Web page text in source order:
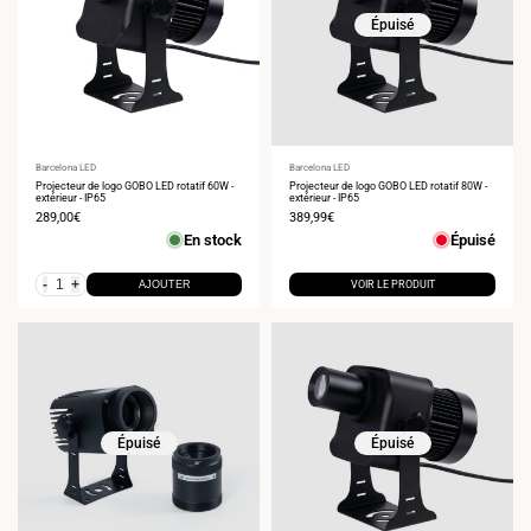
Fournisseur
:
Barcelona LED
Projecteur de logo GOBO LED rotatif 60W -
extérieur - IP65
Prix
289,00€
En stock
- + AJOUTER
Épuisé
Fournisseur
:
Barcelona LED
Projecteur de logo GOBO LED rotatif 80W -
extérieur - IP65
Prix
389,99€
Épuisé
VOIR LE PRODUIT
Épuisé Épuisé